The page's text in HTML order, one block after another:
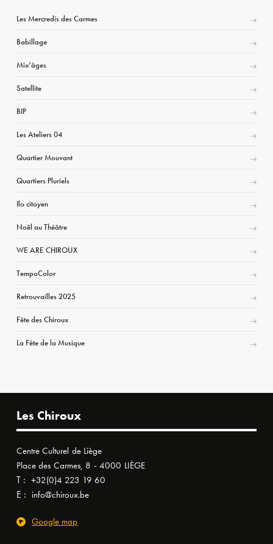
Les Mercredis des Carmes
Babillage
Mix’âges
Satellite
BIP
Les Ateliers 04
Quartier Mouvant
Quartiers Pluriels
Ilo citoyen
Noël au Théâtre
WE ARE CHIROUX
TempoColor
Retrouvailles 2025
Fête des Chiroux
La Fête de la Musique
Les Chiroux
Centre Culturel de Liège
Place des Carmes, 8 - 4000 LIÈGE
T : +32(0)4 223 19 60
E : info@chiroux.be
Google map